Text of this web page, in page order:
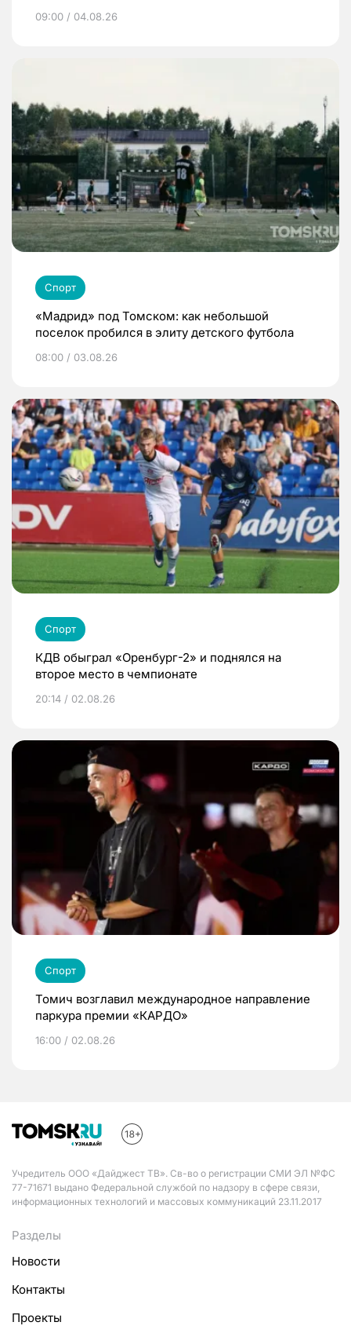
09:00 / 04.08.26
Спорт
«Мадрид» под Томском: как небольшой
поселок пробился в элиту детского футбола
08:00 / 03.08.26
Спорт
КДВ обыграл «Оренбург-2» и поднялся на
второе место в чемпионате
20:14 / 02.08.26
Спорт
Томич возглавил международное направление
паркура премии «КАРДО»
16:00 / 02.08.26
Учредитель ООО «Дайджест ТВ». Св-во о регистрации СМИ ЭЛ №ФС
77-71671 выдано Федеральной службой по надзору в сфере связи,
информационных технологий и массовых коммуникаций 23.11.2017
Разделы
Новости
Контакты
Проекты